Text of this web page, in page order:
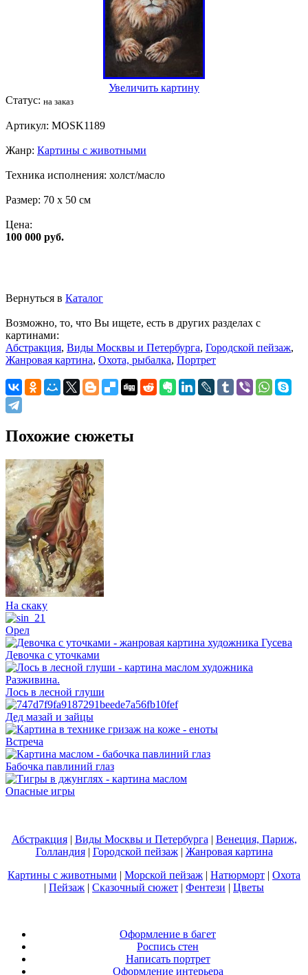
Увеличить картину
Статус: на заказ
Артикул: MOSK1189
Жанр: Картины с животными
Техника исполнения: холст/масло
Размер: 70 x 50 см
Цена:
100 000 руб.
Вернуться в Каталог
Возможно, то, что Вы ищете, есть в других разделах с
картинами:
Абстракция, Виды Москвы и Петербурга, Городской пейзаж,
Жанровая картина, Охота, рыбалка, Портрет
Похожие сюжеты
На скаку
Орел
Девочка с уточками
Лось в лесной глуши
Дед мазай и зайцы
Встреча
Бабочка павлиний глаз
Опасные игры
Абстракция| Виды Москвы и Петербурга | Венеция, Париж,
Голландия| Городской пейзаж| Жанровая картина
Картины с животными | Морской пейзаж | Натюрморт | Охота
| Пейзаж | Сказочный сюжет | Фентези | Цветы
Оформление в багет
Роспись стен
Написать портрет
Оформление интерьера